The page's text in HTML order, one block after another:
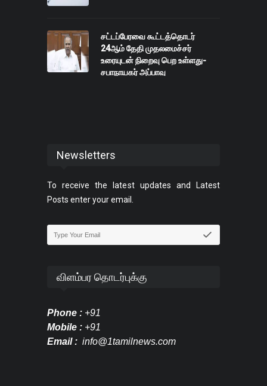
சட்டப்பேரவை கூட்டத்தொடர்
24ஆம் தேதி முதலமைச்சர்
உரையுடன் நிறைவு பெற உள்ளது-
சபாநாயகர் அப்பாவு
Newsletters
To receive the latest updates and Latest
Posts enter your email.
விளம்பர தொடர்புக்கு
Phone : +91
Mobile : +91
Email : info@1tamilnews.com